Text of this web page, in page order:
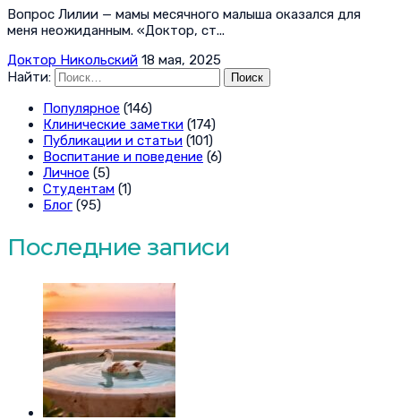
Вопрос Лилии — мамы месячного малыша оказался для
меня неожиданным. «Доктор, ст...
Доктор Никольский 18 мая, 2025
Найти:
Популярное (146)
Клинические заметки (174)
Публикации и статьи (101)
Воспитание и поведение (6)
Личное (5)
Студентам (1)
Блог (95)
Последние записи